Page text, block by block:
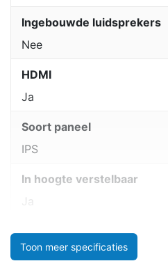
Ingebouwde luidsprekers
Nee
HDMI
Ja
Soort paneel
IPS
In hoogte verstelbaar
Ja
Toon meer specificaties